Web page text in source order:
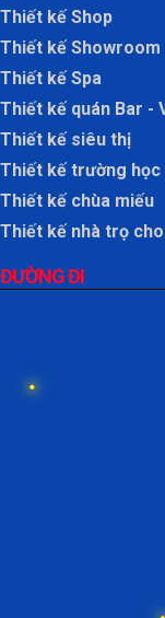
Thiết kế Shop
Thiết kế Showroom
Thiết kế Spa
Thiết kế quán Bar -
Thiết kế siêu thị
Thiết kế trường học
Thiết kế chùa miếu
Thiết kế nhà trọ
ĐƯỜNG ĐI